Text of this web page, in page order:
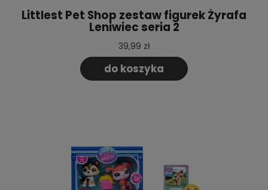
Littlest Pet Shop zestaw figurek Żyrafa
Leniwiec seria 2
39,99 zł
do koszyka